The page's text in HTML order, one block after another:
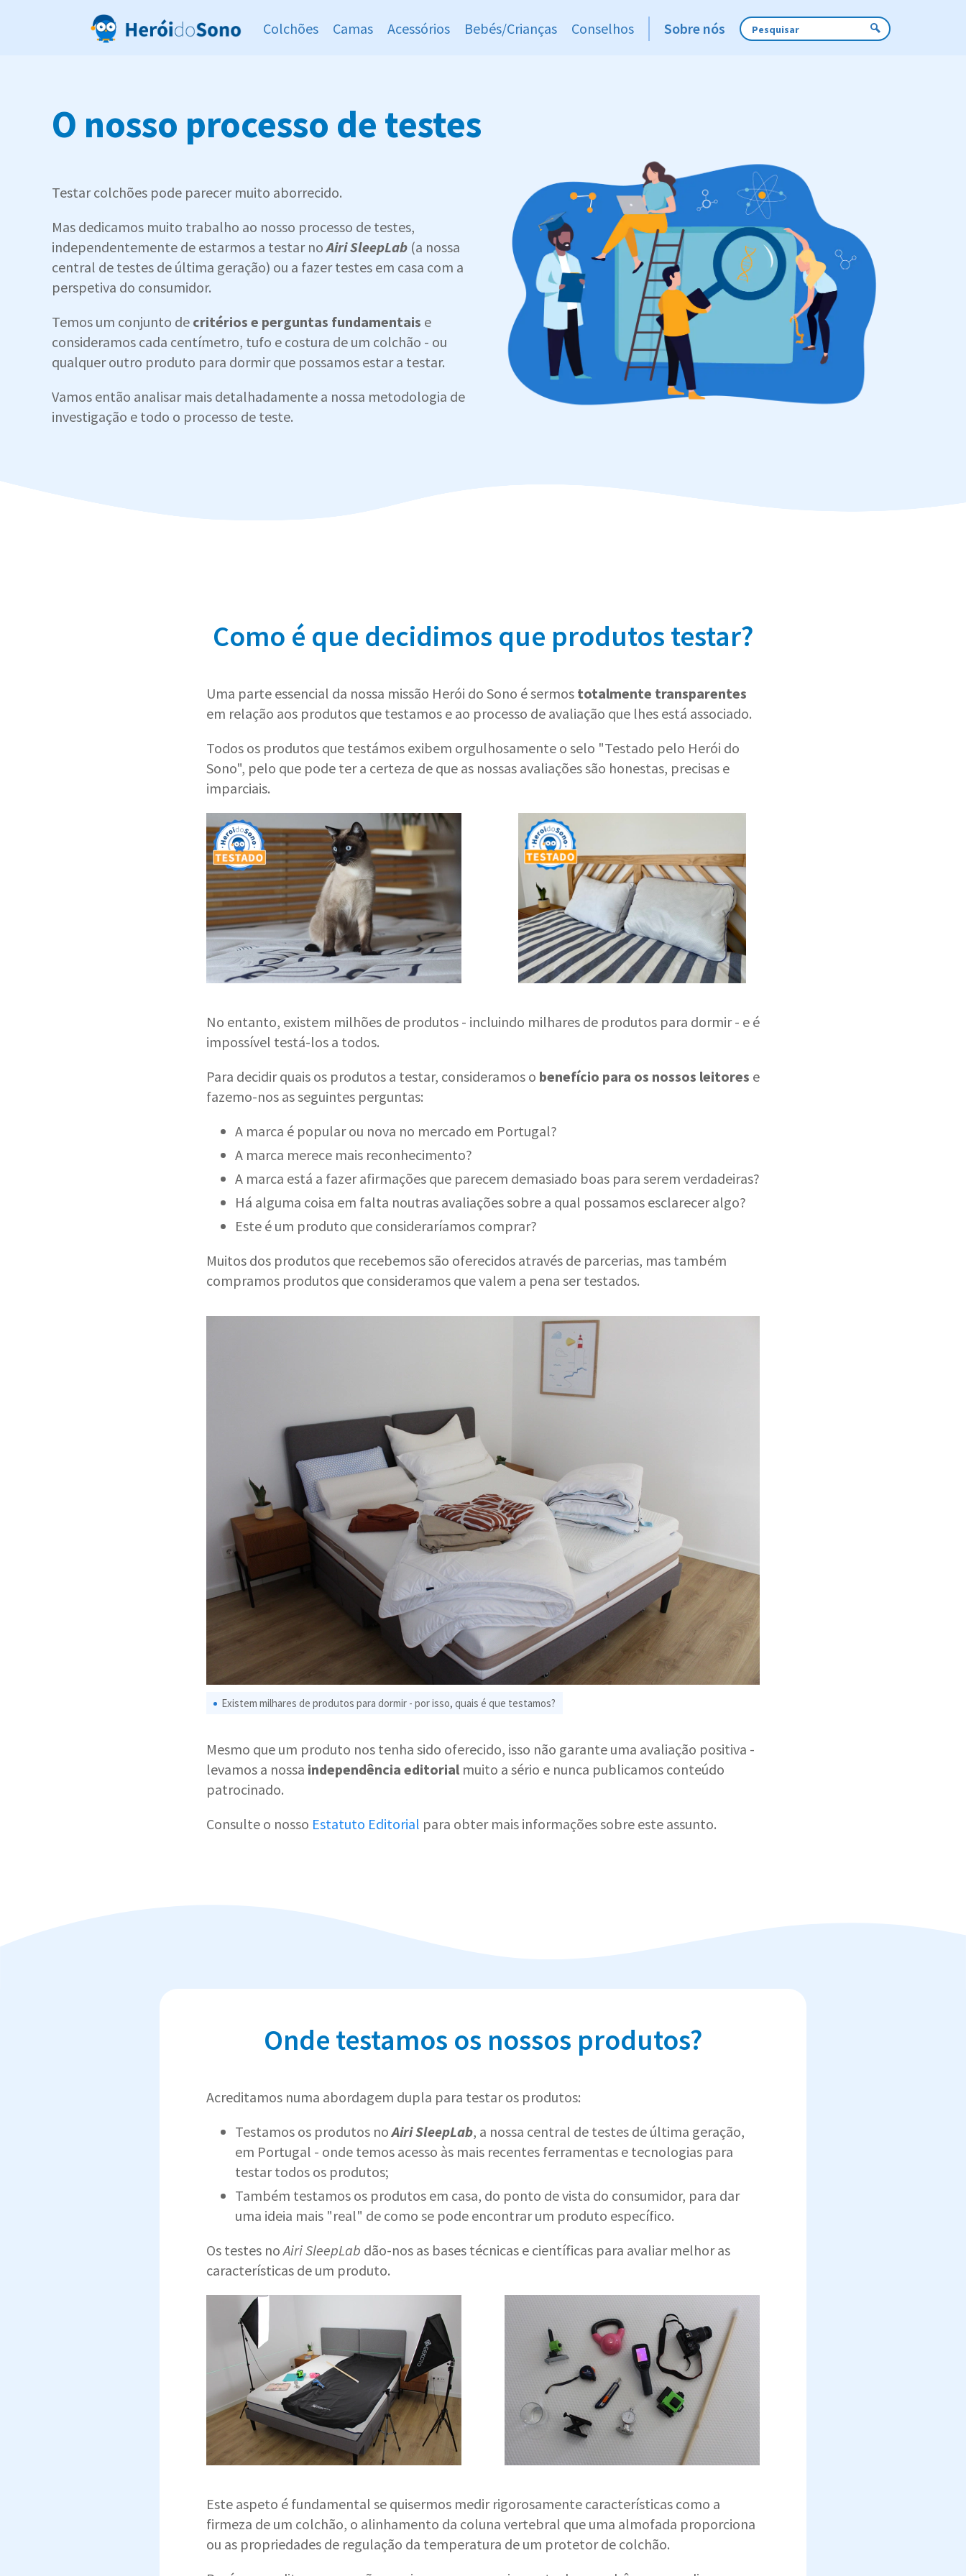
Colchões Camas Acessórios Bebés/Crianças Conselhos Sobre nós
O nosso processo de testes
Testar colchões pode parecer muito aborrecido.
Mas dedicamos muito trabalho ao nosso processo de testes,
independentemente de estarmos a testar noAiri SleepLab (a nossa
central de testes de última geração) ou a fazer testes em casa com a
perspetiva do consumidor.
Temos um conjunto de critérios e perguntas fundamentais e
consideramos cada centímetro, tufo e costura de um colchão - ou
qualquer outro produto para dormir que possamos estar a testar.
Vamos então analisar mais detalhadamente a nossa metodologia de
investigação e todo o processo de teste.
Como é que decidimos que produtos testar?
Uma parte essencial da nossa missão Herói do Sono é sermos totalmente transparentes
em relação aos produtos que testamos e ao processo de avaliação que lhes está associado.
Todos os produtos que testámos exibem orgulhosamente o selo "Testado pelo Herói do
Sono", pelo que pode ter a certeza de que as nossas avaliações são honestas, precisas e
imparciais.
No entanto, existem milhões de produtos - incluindo milhares de produtos para dormir - e é
impossível testá-los a todos.
Para decidir quais os produtos a testar, consideramos o benefício para os nossos leitores e
fazemo-nos as seguintes perguntas:
A marca é popular ou nova no mercado em Portugal?
A marca merece mais reconhecimento?
A marca está a fazer afirmações que parecem demasiado boas para serem verdadeiras?
Há alguma coisa em falta noutras avaliações sobre a qual possamos esclarecer algo?
Este é um produto que consideraríamos comprar?
Muitos dos produtos que recebemos são oferecidos através de parcerias, mas também
compramos produtos que consideramos que valem a pena ser testados.
Existem milhares de produtos para dormir - por isso, quais é que testamos?
Mesmo que um produto nos tenha sido oferecido, isso não garante uma avaliação positiva -
levamos a nossa independência editorial muito a sério e nunca publicamos conteúdo
patrocinado.
Consulte o nosso Estatuto Editorial para obter mais informações sobre este assunto.
Onde testamos os nossos produtos?
Acreditamos numa abordagem dupla para testar os produtos:
Testamos os produtos noAiri SleepLab, a nossa central de testes de última geração,
em Portugal - onde temos acesso às mais recentes ferramentas e tecnologias para
testar todos os produtos;
Também testamos os produtos em casa, do ponto de vista do consumidor, para dar
uma ideia mais "real" de como se pode encontrar um produto específico.
Os testes noAiri SleepLab dão-nos as bases técnicas e científicas para avaliar melhor as
características de um produto.
Este aspeto é fundamental se quisermos medir rigorosamente características como a
firmeza de um colchão, o alinhamento da coluna vertebral que uma almofada proporciona
ou as propriedades de regulação da temperatura de um protetor de colchão.